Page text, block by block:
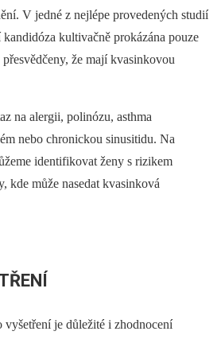
V jedné z nejlépe provedených studií
kultivačně prokázána pouze
že mají kvasinkovou
na alergii, polinózu, asthma
nebo chronickou sinusitidu. Na
identifikovat ženy s rizikem
kde může nasedat kvasinková
je důležité i zhodnocení